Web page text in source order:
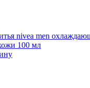
nivea men
100 мл